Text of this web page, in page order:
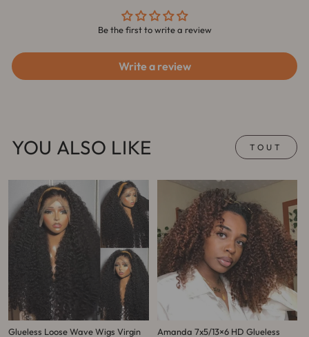
Be the first to write a review
Write a review
YOU ALSO LIKE TOUT
Glueless Loose Wave Wigs Virgin
Amanda 7x5/13×6 HD Glueless